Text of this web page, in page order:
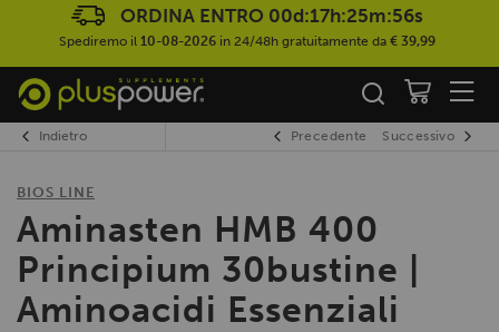
ORDINA ENTRO 00d:17h:25m:56s
Spediremo il 10-08-2026in 24/48h gratuitamente da € 39,99
Indietro Precedente Successivo
BIOS LINE
Aminasten HMB 400
Principium 30bustine |
Aminoacidi Essenziali